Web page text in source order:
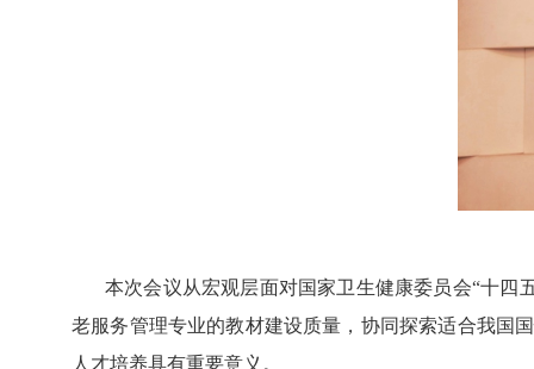
本次会议从宏观层面对国家卫生健康委员会“十四
老服务管理专业的教材建设质量，协同探索适合我国
人才培养具有重要意义。